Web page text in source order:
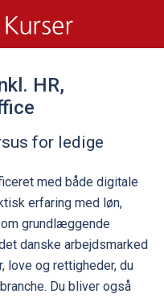
HR,
for ledige
med både digitale
erfaring med løn,
grundlæggende
danske arbejdsmarked
love og rettigheder, du
Du bliver også